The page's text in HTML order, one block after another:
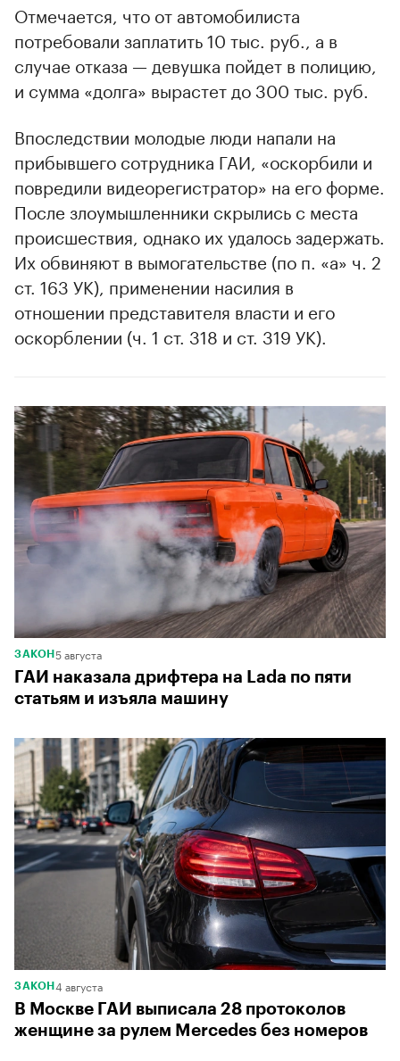
Отмечается, что от автомобилиста
потребовали заплатить 10 тыс. руб., а в
случае отказа — девушка пойдет в полицию,
и сумма «долга» вырастет до 300 тыс. руб.
Впоследствии молодые люди напали на
прибывшего сотрудника ГАИ, «оскорбили и
повредили видеорегистратор» на его форме.
После злоумышленники скрылись с места
происшествия, однако их удалось задержать.
Их обвиняют в вымогательстве (по п. «а» ч. 2
ст. 163 УК), применении насилия в
отношении представителя власти и его
оскорблении (ч. 1 ст. 318 и ст. 319 УК).
ЗАКОН 5 августа
ГАИ наказала дрифтера на Lada по пяти
статьям и изъяла машину
ЗАКОН 4 августа
В Москве ГАИ выписала 28 протоколов
женщине за рулем Mercedes без номеров